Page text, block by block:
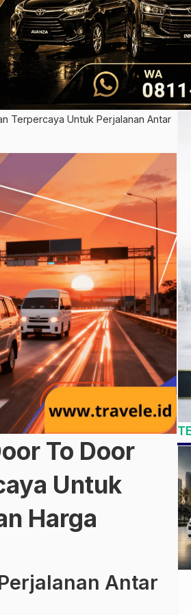
Terpercaya Untuk Perjalanan Antar
To Door
Untuk
Harga
Antar